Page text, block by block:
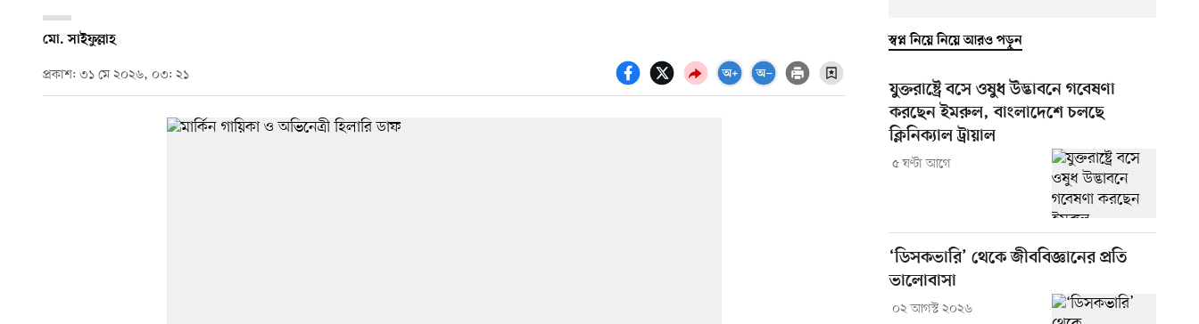
মো. সাইফুল্লাহ
প্রকাশ: ৩১ মে ২০২৬, ০৩: ২১
স্বপ্ন নিয়ে নিয়ে আরও পড়ুন
যুক্তরাষ্ট্রে বসে ওষুধ উদ্ভাবনে গবেষণা
করছেন ইমরুল, বাংলাদেশে চলছে
ক্লিনিক্যাল ট্রায়াল
৫ ঘণ্টা আগে
‘ডিসকভারি’ থেকে জীববিজ্ঞানের প্রতি
ভালোবাসা
০২ আগস্ট ২০২৬